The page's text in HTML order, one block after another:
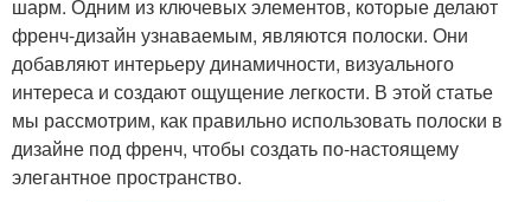
шарм. Одним из ключевых элементов, которые делают
френч-дизайн узнаваемым, являются полоски. Они
добавляют интерьеру динамичности, визуального
интереса и создают ощущение легкости. В этой статье
мы рассмотрим, как правильно использовать полоски в
дизайне под френч, чтобы создать по-настоящему
элегантное пространство.